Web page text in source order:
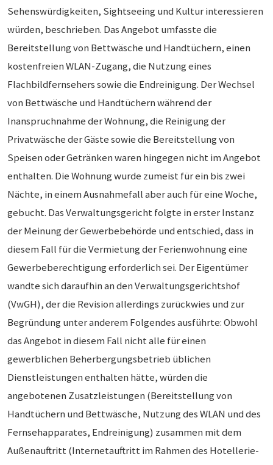
Sehenswürdigkeiten, Sightseeing und Kultur interessieren
würden, beschrieben. Das Angebot umfasste die
Bereitstellung von Bettwäsche und Handtüchern, einen
kostenfreien WLAN-Zugang, die Nutzung eines
Flachbildfernsehers sowie die Endreinigung. Der Wechsel
von Bettwäsche und Handtüchern während der
Inanspruchnahme der Wohnung, die Reinigung der
Privatwäsche der Gäste sowie die Bereitstellung von
Speisen oder Getränken waren hingegen nicht im Angebot
enthalten. Die Wohnung wurde zumeist für ein bis zwei
Nächte, in einem Ausnahmefall aber auch für eine Woche,
gebucht. Das Verwaltungsgericht folgte in erster Instanz
der Meinung der Gewerbebehörde und entschied, dass in
diesem Fall für die Vermietung der Ferienwohnung eine
Gewerbeberechtigung erforderlich sei. Der Eigentümer
wandte sich daraufhin an den Verwaltungsgerichtshof
(VwGH), der die Revision allerdings zurückwies und zur
Begründung unter anderem Folgendes ausführte: Obwohl
das Angebot in diesem Fall nicht alle für einen
gewerblichen Beherbergungsbetrieb üblichen
Dienstleistungen enthalten hätte, würden die
angebotenen Zusatzleistungen (Bereitstellung von
Handtüchern und Bettwäsche, Nutzung des WLAN und des
Fernsehapparates, Endreinigung) zusammen mit dem
Außenauftritt (Internetauftritt im Rahmen des Hotellerie-